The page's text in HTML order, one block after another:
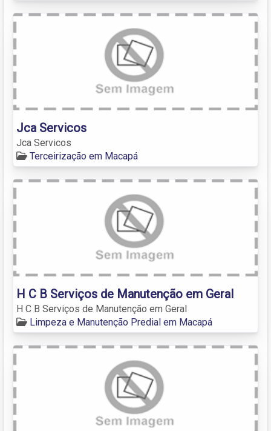
Jca Servicos
Jca Servicos
Terceirização em Macapá
H C B Serviços de Manutenção em Geral
H C B Serviços de Manutenção em Geral
Limpeza e Manutenção Predial em Macapá